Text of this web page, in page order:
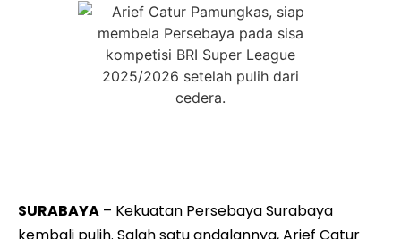
SURABAYA – Kekuatan Persebaya Surabaya
kembali pulih. Salah satu andalannya, Arief Catur